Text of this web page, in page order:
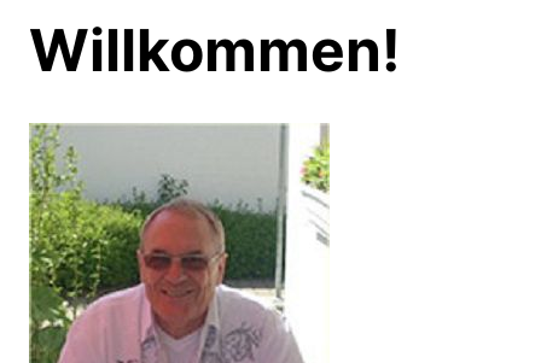
Willkommen!